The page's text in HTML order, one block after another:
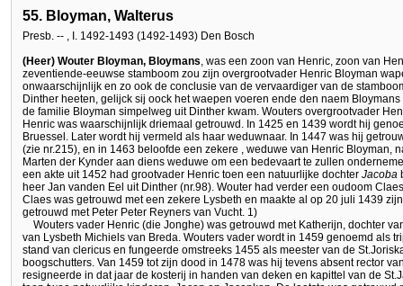
55. Bloyman, Walterus
Presb. -- , I. 1492-1493 (1492-1493) Den Bosch
(Heer) Wouter Bloyman, Bloymans, was een zoon van Henric, zoon van
zeventiende-eeuwse stamboom zou zijn overgrootvader Henric Bloyman
onwaarschijnlijk en zo ook de conclusie van de vervaardiger van de
Dinther heeten, gelijck sij oock het waepen voeren ende den naem
de familie Bloyman simpelweg uit Dinther kwam. Wouters overgrootvader
Henric was waarschijnlijk driemaal getrouwd. In 1425 en 1439 wordt hij
Bruessel. Later wordt hij vermeld als haar weduwnaar. In 1447 was hij
(zie nr.215), en in 1463 beloofde een zekere , weduwe van Henric Bloyman,
Marten der Kynder aan diens weduwe om een bedevaart te zullen
een akte uit 1452 had grootvader Henric toen een natuurlijke dochter Jacoba
heer Jan vanden Eel uit Dinther (nr.98). Wouter had verder een oudoom
Claes was getrouwd met een zekere Lysbeth en maakte al op 20 juli 1439
getrouwd met Peter Peter Reyners van Vucht. 1)
Wouters vader Henric (die Jonghe) was getrouwd met Katherijn, dochter
van Lysbeth Michiels van Breda. Wouters vader wordt in 1459 genoemd als
stand van clericus en fungeerde omstreeks 1455 als meester van de
boogschutters. Van 1459 tot zijn dood in 1478 was hij tevens absent rector
resigneerde in dat jaar de kosterij in handen van deken en kapittel van de